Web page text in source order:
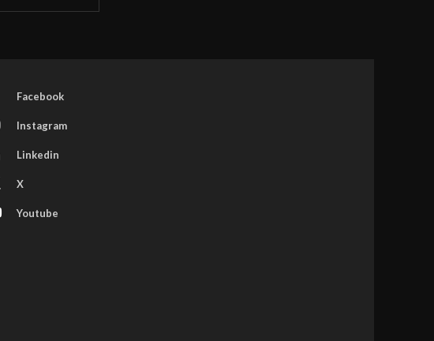
Facebook
Instagram
Linkedin
X
Youtube